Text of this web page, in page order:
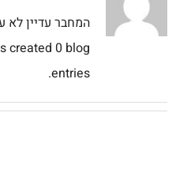
המחבר עדיין לא
created 0 blog
entries.